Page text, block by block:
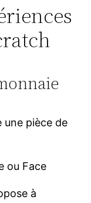
une pièce de
ou Face
à